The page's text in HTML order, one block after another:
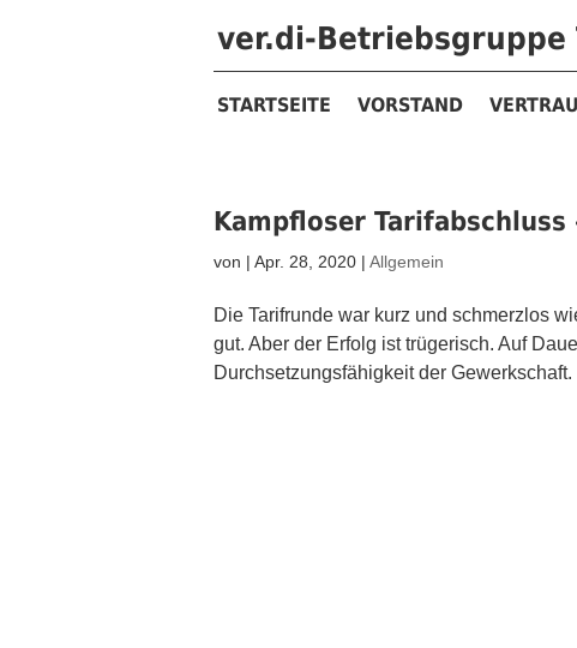
ver.di-Betriebsgruppe
STARTSEITE VORSTAND
Kampfloser
von | Apr. 28, 2020 | Allgemein
Die Tarifrunde war kurz und schmerzlos
gut. Aber der Erfolg ist trügerisch. Auf
Durchsetzungsfähigkeit der